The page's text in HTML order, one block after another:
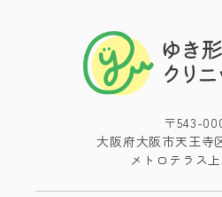
〒543-
大阪府大阪市天王寺
メトロテラス